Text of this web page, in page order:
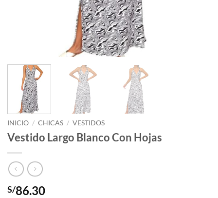
INICIO / CHICAS / VESTIDOS
Vestido Largo Blanco Con Hojas
S/86.30